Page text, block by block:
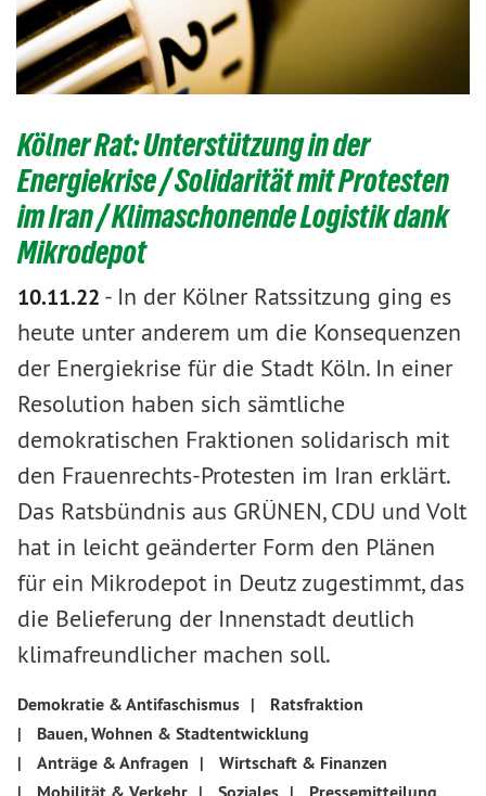
Kölner Rat: Unterstützung in der
Energiekrise / Solidarität mit Protesten
im Iran / Klimaschonende Logistik dank
Mikrodepot
10.11.22 - In der Kölner Ratssitzung ging es
heute unter anderem um die Konsequenzen
der Energiekrise für die Stadt Köln. In einer
Resolution haben sich sämtliche
demokratischen Fraktionen solidarisch mit
den Frauenrechts-Protesten im Iran erklärt.
Das Ratsbündnis aus GRÜNEN, CDU und Volt
hat in leicht geänderter Form den Plänen
für ein Mikrodepot in Deutz zugestimmt, das
die Belieferung der Innenstadt deutlich
klimafreundlicher machen soll.
Demokratie & Antifaschismus |
Ratsfraktion
|
Bauen, Wohnen & Stadtentwicklung
|
Anträge & Anfragen |
Wirtschaft & Finanzen